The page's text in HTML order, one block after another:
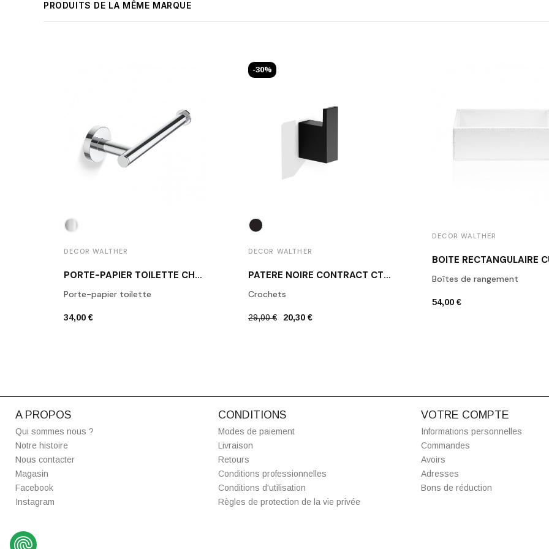
PRODUITS DE LA MÊME MARQUE
DECOR WALTHER
PORTE-PAPIER TOILETTE CHROME POLI BA TPH1
Porte-papier toilette
34,00 €
DECOR WALTHER
PATÈRE NOIRE CONTRACT CT HAK1 DECOR WALTHER
Crochets
29,00 € 20,30 €
-30%
DECOR WALTHER
Boîtes de rangement
54,00 €
A PROPOS
Qui sommes nous ?
Notre histoire
Nous contacter
Magasin
Facebook
Instagram
CONDITIONS
Modes de paiement
Livraison
Retours
Conditions professionnelles
Conditions d'utilisation
Règles de protection de la vie privée
VOTRE COMPTE
Informations personnelles
Commandes
Avoirs
Adresses
Bons de réduction